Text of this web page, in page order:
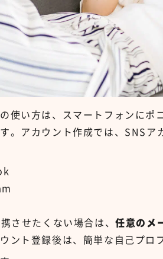
使い方は、スマートフォンにポ
。アカウント作成では、 SNS ア
携させたくない場合は、任意のメ
ント登録後は、簡単な自己プロ